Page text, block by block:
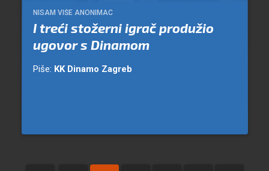
NISAM VIŠE ANONIMAC
I treći stožerni igrač produžio
ugovor s Dinamom
Piše: KK Dinamo Zagreb